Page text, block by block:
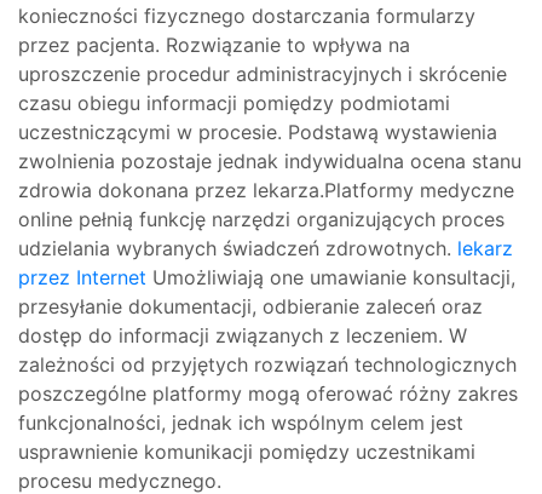
konieczności fizycznego dostarczania formularzy
przez pacjenta. Rozwiązanie to wpływa na
uproszczenie procedur administracyjnych i skrócenie
czasu obiegu informacji pomiędzy podmiotami
uczestniczącymi w procesie. Podstawą wystawienia
zwolnienia pozostaje jednak indywidualna ocena stanu
zdrowia dokonana przez lekarza.Platformy medyczne
online pełnią funkcję narzędzi organizujących proces
udzielania wybranych świadczeń zdrowotnych. lekarz
przez Internet Umożliwiają one umawianie konsultacji,
przesyłanie dokumentacji, odbieranie zaleceń oraz
dostęp do informacji związanych z leczeniem. W
zależności od przyjętych rozwiązań technologicznych
poszczególne platformy mogą oferować różny zakres
funkcjonalności, jednak ich wspólnym celem jest
usprawnienie komunikacji pomiędzy uczestnikami
procesu medycznego.